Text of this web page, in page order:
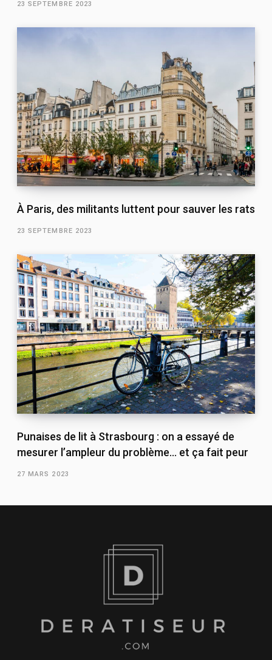
23 SEPTEMBRE 2023
À Paris, des militants luttent pour sauver les rats
23 SEPTEMBRE 2023
Punaises de lit à Strasbourg : on a essayé de
mesurer l’ampleur du problème… et ça fait peur
27 MARS 2023